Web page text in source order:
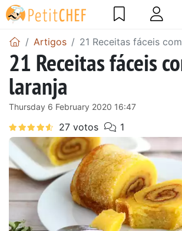
Artigos 21 Receitas fáceis
21 Receitas fáceis
laranja
Thursday 6 February 2020 16:47